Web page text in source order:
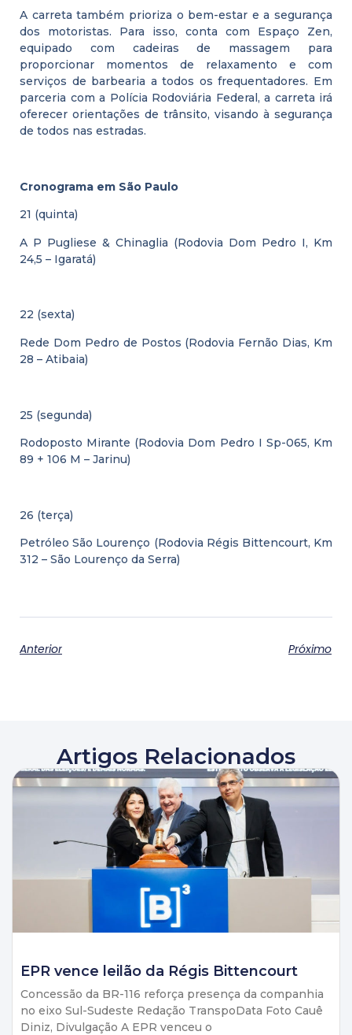
A carreta também prioriza o bem-estar e a segurança
dos motoristas. Para isso, conta com Espaço Zen,
equipado com cadeiras de massagem para
proporcionar momentos de relaxamento e com
serviços de barbearia a todos os frequentadores. Em
parceria com a Polícia Rodoviária Federal, a carreta irá
oferecer orientações de trânsito, visando à segurança
de todos nas estradas.
Cronograma em São Paulo
21 (quinta)
A P Pugliese & Chinaglia (Rodovia Dom Pedro I, Km
24,5 – Igaratá)
22 (sexta)
Rede Dom Pedro de Postos (Rodovia Fernão Dias, Km
28 – Atibaia)
25 (segunda)
Rodoposto Mirante (Rodovia Dom Pedro I Sp-065, Km
89 + 106 M – Jarinu)
26 (terça)
Petróleo São Lourenço (Rodovia Régis Bittencourt, Km
312 – São Lourenço da Serra)
Anterior Próximo
Artigos Relacionados
EPR vence leilão da Régis Bittencourt
Concessão da BR-116 reforça presença da companhia
no eixo Sul-Sudeste Redação TranspoData Foto Cauê
Diniz, Divulgação A EPR venceu o